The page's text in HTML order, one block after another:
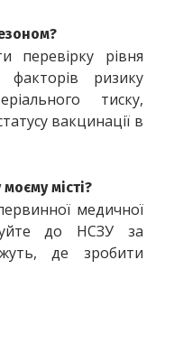
перевірку рівня
факторів ризику
тиску,
вакцинації в
місті?
медичної
до НСЗУ за
де зробити